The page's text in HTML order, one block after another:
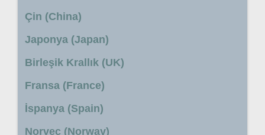
Çin (China)
Japonya (Japan)
Birleşik Krallık (UK)
Fransa (France)
İspanya (Spain)
Norveç (Norway)